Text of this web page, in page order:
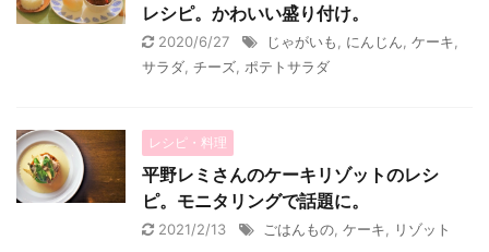
レシピ。かわいい盛り付け。
2020/6/27 じゃがいも にんじん ケーキ
サラダ チーズ ポテトサラダ
レシピ・料理
平野レミさんのケーキリゾットのレシ
ピ。モニタリングで話題に。
2021/2/13 ごはんもの ケーキ リゾット